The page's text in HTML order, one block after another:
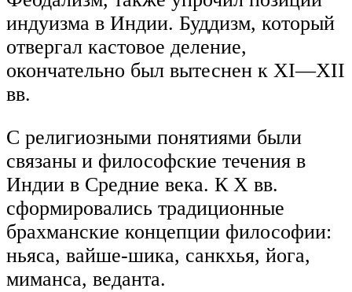
индуизма в Индии. Буддизм, который
отвергал кастовое деление,
окончательно был вытеснен к XI—XII
вв.
С религиозными понятиями были
связаны и философские течения в
Индии в Средние века. К Х вв.
сформировались традиционные
брахманские концепции философии:
ньяса, вайше-шика, санкхья, йога,
миманса, веданта.